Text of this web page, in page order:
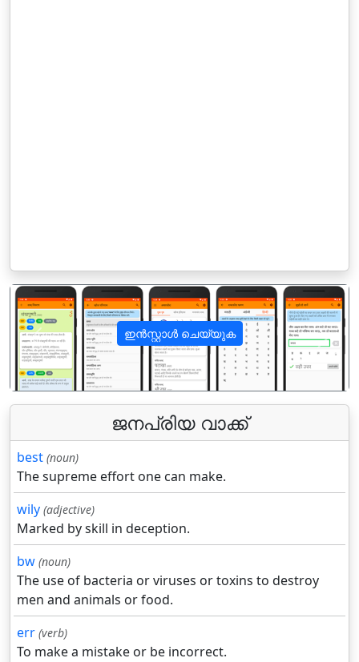
ഇൻസ്റ്റാൾ ചെയ്യുക
पिछला अगला
ജനപ്രിയ വാക്ക്
best (noun)
The supreme effort one can make.
wily (adjective)
Marked by skill in deception.
bw (noun)
The use of bacteria or viruses or toxins to destroy
men and animals or food.
err (verb)
To make a mistake or be incorrect.